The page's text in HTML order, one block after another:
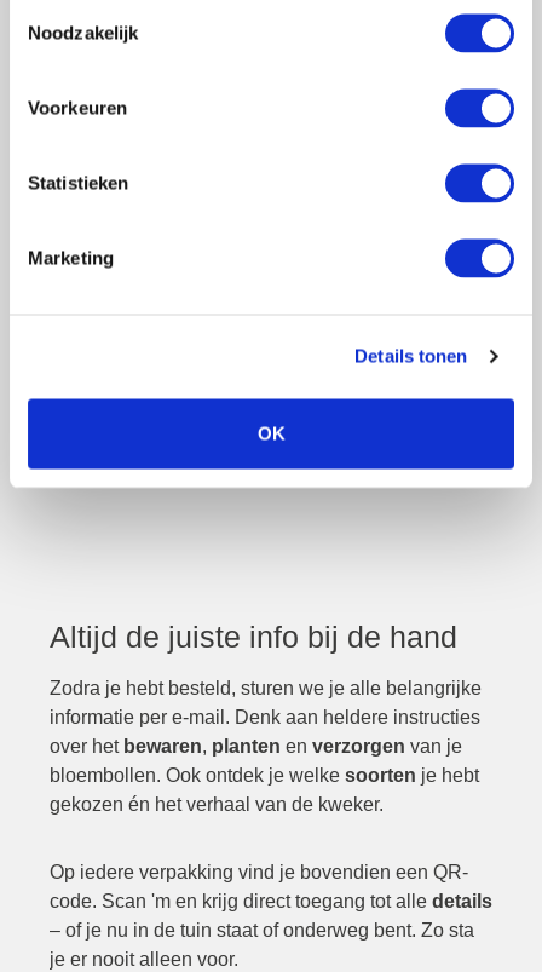
Noodzakelijk
Voorkeuren
Statistieken
Marketing
Details tonen
OK
Wilco's familiebedrijf zorgt overigens niet alleen
voor schitterende tulpen maar ook de krokus in het
voorjaar!
Altijd de juiste info bij de hand
Zodra je hebt besteld, sturen we je alle belangrijke
informatie per e-mail. Denk aan heldere instructies
over het bewaren, planten en verzorgen van je
bloembollen. Ook ontdek je welke soorten je hebt
gekozen én het verhaal van de kweker.
Op iedere verpakking vind je bovendien een QR-
code. Scan 'm en krijg direct toegang tot alle details
– of je nu in de tuin staat of onderweg bent. Zo sta
je er nooit alleen voor.